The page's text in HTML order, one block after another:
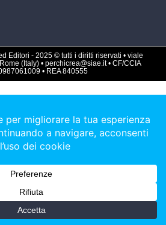
Editori - 2025 © tutti i diritti riservati • viale
(Italy) • perchicrea@siae.it • CF/CCIA
• REA 840555